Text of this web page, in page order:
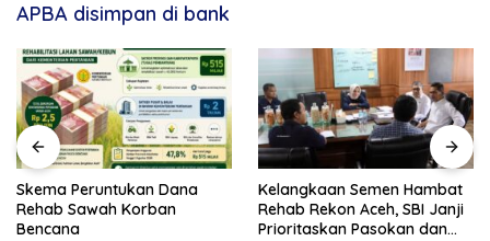
APBA disimpan di bank
Skema Peruntukan Dana
Rehab Sawah Korban
Bencana
Kelangkaan Semen Hambat
Rehab Rekon Aceh, SBI Janji
Prioritaskan Pasokan dan